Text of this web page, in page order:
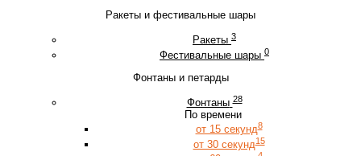
Ракеты и фестивальные шары
Ракеты 3
Фестивальные шары 0
Фонтаны и петарды
Фонтаны 28
По времени
от 15 секунд8
от 30 секунд15